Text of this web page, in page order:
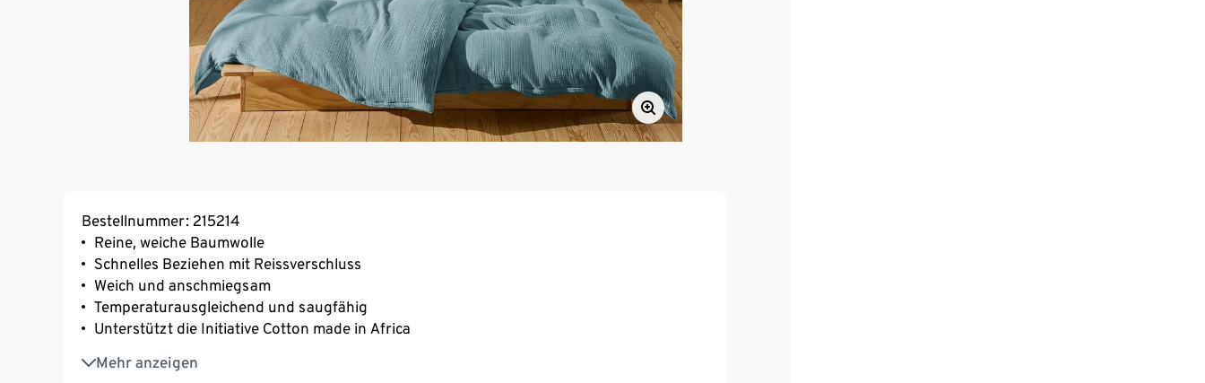
Bestellnummer: 215214
Reine, weiche Baumwolle
Schnelles Beziehen mit Reissverschluss
Weich und anschmiegsam
Temperaturausgleichend und saugfähig
Unterstützt die Initiative Cotton made in Africa
Mehr anzeigen
Diese Bettwäsche unterstützt die Farmer*innen.